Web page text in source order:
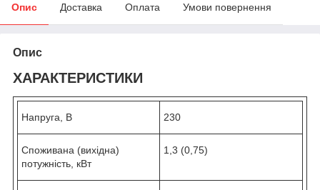
Опис Доставка Оплата Умови повернення
Опис
ХАРАКТЕРИСТИКИ
Напруга, В 230
Споживана (вихідна)
потужність, кВт
1,3 (0,75)